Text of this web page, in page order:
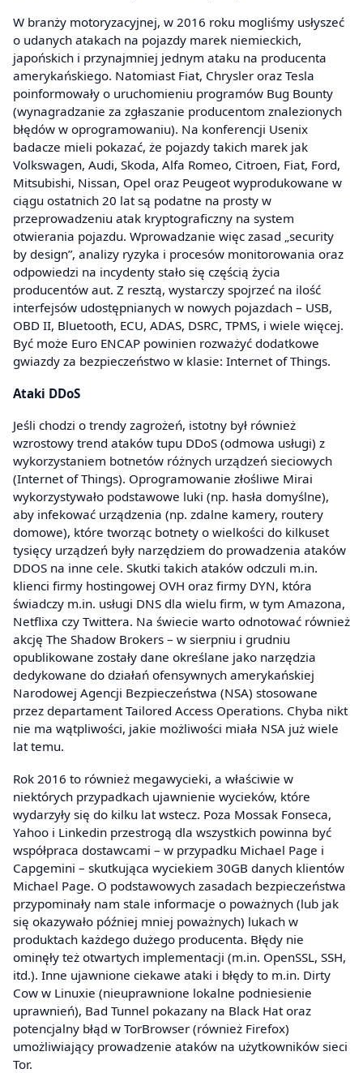
W branży motoryzacyjnej, w 2016 roku mogliśmy usłyszeć
o udanych atakach na pojazdy marek niemieckich,
japońskich i przynajmniej jednym ataku na producenta
amerykańskiego. Natomiast Fiat, Chrysler oraz Tesla
poinformowały o uruchomieniu programów Bug Bounty
(wynagradzanie za zgłaszanie producentom znalezionych
błędów w oprogramowaniu). Na konferencji Usenix
badacze mieli pokazać, że pojazdy takich marek jak
Volkswagen, Audi, Skoda, Alfa Romeo, Citroen, Fiat, Ford,
Mitsubishi, Nissan, Opel oraz Peugeot wyprodukowane w
ciągu ostatnich 20 lat są podatne na prosty w
przeprowadzeniu atak kryptograficzny na system
otwierania pojazdu. Wprowadzanie więc zasad „security
by design”, analizy ryzyka i procesów monitorowania oraz
odpowiedzi na incydenty stało się częścią życia
producentów aut. Z resztą, wystarczy spojrzeć na ilość
interfejsów udostępnianych w nowych pojazdach – USB,
OBD II, Bluetooth, ECU, ADAS, DSRC, TPMS, i wiele więcej.
Być może Euro ENCAP powinien rozważyć dodatkowe
gwiazdy za bezpieczeństwo w klasie: Internet of Things.
Ataki DDoS
Jeśli chodzi o trendy zagrożeń, istotny był również
wzrostowy trend ataków tupu DDoS (odmowa usługi) z
wykorzystaniem botnetów różnych urządzeń sieciowych
(Internet of Things). Oprogramowanie złośliwe Mirai
wykorzystywało podstawowe luki (np. hasła domyślne),
aby infekować urządzenia (np. zdalne kamery, routery
domowe), które tworząc botnety o wielkości do kilkuset
tysięcy urządzeń były narzędziem do prowadzenia ataków
DDOS na inne cele. Skutki takich ataków odczuli m.in.
klienci firmy hostingowej OVH oraz firmy DYN, która
świadczy m.in. usługi DNS dla wielu firm, w tym Amazona,
Netflixa czy Twittera. Na świecie warto odnotować również
akcję The Shadow Brokers – w sierpniu i grudniu
opublikowane zostały dane określane jako narzędzia
dedykowane do działań ofensywnych amerykańskiej
Narodowej Agencji Bezpieczeństwa (NSA) stosowane
przez departament Tailored Access Operations. Chyba nikt
nie ma wątpliwości, jakie możliwości miała NSA już wiele
lat temu.
Rok 2016 to również megawycieki, a właściwie w
niektórych przypadkach ujawnienie wycieków, które
wydarzyły się do kilku lat wstecz. Poza Mossak Fonseca,
Yahoo i Linkedin przestrogą dla wszystkich powinna być
współpraca dostawcami – w przypadku Michael Page i
Capgemini – skutkująca wyciekiem 30GB danych klientów
Michael Page. O podstawowych zasadach bezpieczeństwa
przypominały nam stale informacje o poważnych (lub jak
się okazywało później mniej poważnych) lukach w
produktach każdego dużego producenta. Błędy nie
ominęły też otwartych implementacji (m.in. OpenSSL, SSH,
itd.). Inne ujawnione ciekawe ataki i błędy to m.in. Dirty
Cow w Linuxie (nieuprawnione lokalne podniesienie
uprawnień), Bad Tunnel pokazany na Black Hat oraz
potencjalny błąd w TorBrowser (również Firefox)
umożliwiający prowadzenie ataków na użytkowników sieci
Tor.